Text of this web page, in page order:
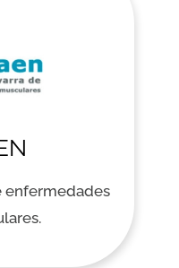
enfermedades